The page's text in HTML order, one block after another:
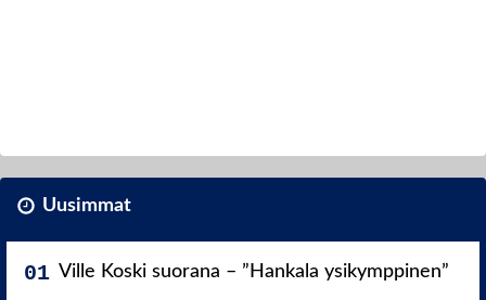
Uusimmat
Ville Koski suorana – ”Hankala ysikymppinen”